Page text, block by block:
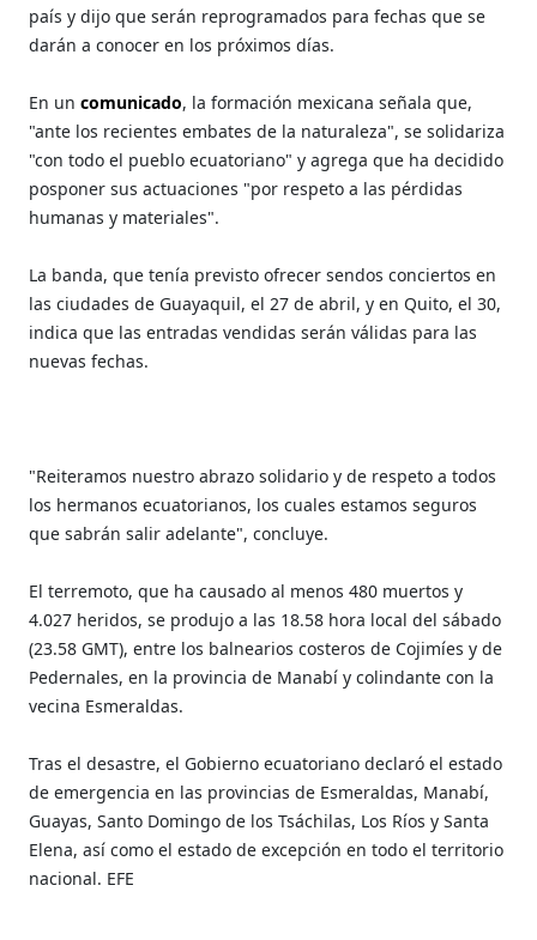
país y dijo que serán reprogramados para fechas que se
darán a conocer en los próximos días.
En uncomunicado, la formación mexicana señala que,
"ante los recientes embates de la naturaleza", se solidariza
"con todo el pueblo ecuatoriano" y agrega que ha decidido
posponer sus actuaciones "por respeto a las pérdidas
humanas y materiales".
La banda, que tenía previsto ofrecer sendos conciertos en
las ciudades de Guayaquil, el 27 de abril, y en Quito, el 30,
indica que las entradas vendidas serán válidas para las
nuevas fechas.
"Reiteramos nuestro abrazo solidario y de respeto a todos
los hermanos ecuatorianos, los cuales estamos seguros
que sabrán salir adelante", concluye.
El terremoto, que ha causado al menos 480 muertos y
4.027 heridos, se produjo a las 18.58 hora local del sábado
(23.58 GMT), entre los balnearios costeros de Cojimíes y de
Pedernales, en la provincia de Manabí y colindante con la
vecina Esmeraldas.
Tras el desastre, el Gobierno ecuatoriano declaró el estado
de emergencia en las provincias de Esmeraldas, Manabí,
Guayas, Santo Domingo de los Tsáchilas, Los Ríos y Santa
Elena, así como el estado de excepción en todo el territorio
nacional. EFE